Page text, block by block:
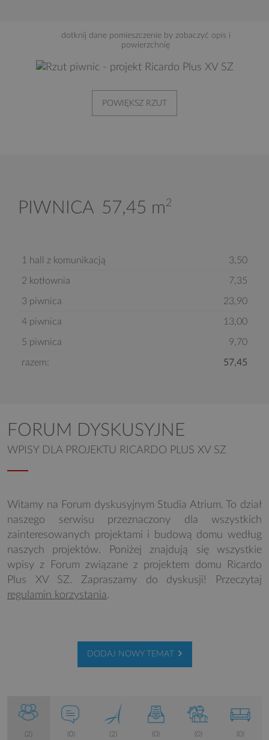
dotknij dane pomieszczenie by zobaczyć opis i
powierzchnię
POWIĘKSZ RZUT
PIWNICA 57,45 m2
1 hall z komunikacją 3,50
2 kotłownia 7,35
3 piwnica 23,90
4 piwnica 13,00
5 piwnica 9,70
razem: 57,45
FORUM DYSKUSYJNE
WPISY DLA PROJEKTU RICARDO PLUS XV SZ
Witamy na Forum dyskusyjnym Studia Atrium. To dział
naszego serwisu przeznaczony dla wszystkich
zainteresowanych projektami i budową domu według
naszych projektów. Poniżej znajdują się wszystkie
wpisy z Forum związane z projektem domu Ricardo
Plus XV SZ. Zapraszamy do dyskusji! Przeczytaj
regulamin korzystania.
DODAJ NOWY TEMAT
(2) (0) (2) (0) (0) (0)